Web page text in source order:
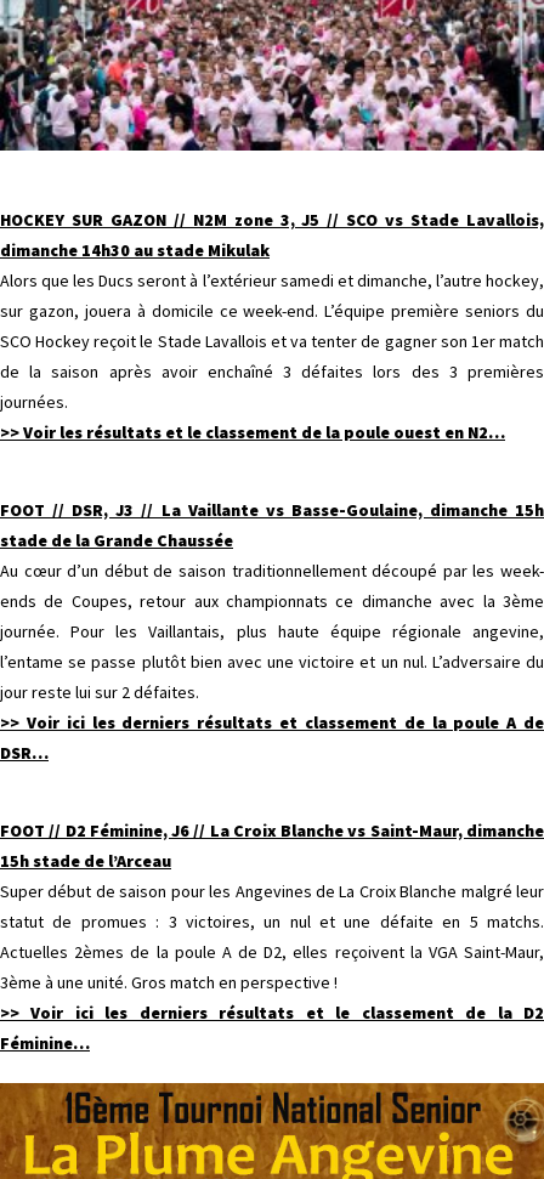
HOCKEY SUR GAZON // N2M zone 3, J5 // SCO vs Stade Lavallois,
dimanche 14h30 au stade Mikulak
Alors que les Ducs seront à l’extérieur samedi et dimanche, l’autre hockey,
sur gazon, jouera à domicile ce week-end. L’équipe première seniors du
SCO Hockey reçoit le Stade Lavallois et va tenter de gagner son 1er match
de la saison après avoir enchaîné 3 défaites lors des 3 premières
journées.
>> Voir les résultats et le classement de la poule ouest en N2…
FOOT // DSR, J3 // La Vaillante vs Basse-Goulaine, dimanche 15h
stade de la Grande Chaussée
Au cœur d’un début de saison traditionnellement découpé par les week-
ends de Coupes, retour aux championnats ce dimanche avec la 3ème
journée. Pour les Vaillantais, plus haute équipe régionale angevine,
l’entame se passe plutôt bien avec une victoire et un nul. L’adversaire du
jour reste lui sur 2 défaites.
>> Voir ici les derniers résultats et classement de la poule A de
DSR…
FOOT // D2 Féminine, J6 // La Croix Blanche vs Saint-Maur, dimanche
15h stade de l’Arceau
Super début de saison pour les Angevines de La Croix Blanche malgré leur
statut de promues : 3 victoires, un nul et une défaite en 5 matchs.
Actuelles 2èmes de la poule A de D2, elles reçoivent la VGA Saint-Maur,
3ème à une unité. Gros match en perspective !
>> Voir ici les derniers résultats et le classement de la D2
Féminine…